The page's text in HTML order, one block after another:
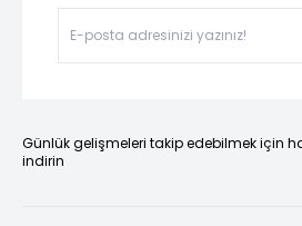
Günlük gelişmeleri takip edebilmek için
indirin